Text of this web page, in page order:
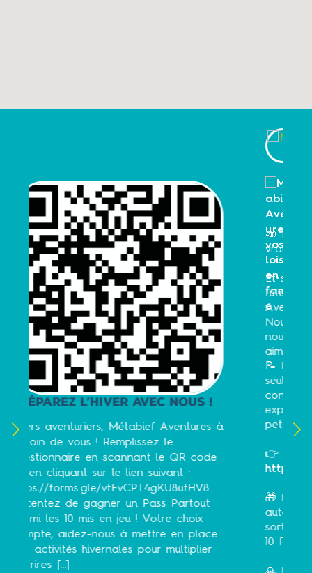
!
à
code
choix
place
Métabief Aventures, vos
loisirs en famille
6 août 2026 à 17:12
📣 Petit rappel ! Votre avis compte
vraiment 💚
Et si vous participiez à la création des
futures aventures de Métabief
Aventures ? 🌲✨
Nous préparons actuellement un
nouveau projet pour l’hiver ❄️ et nous
aimerions connaître vos envies !
📝 Répondez à notre questionnaire en
seulement quelques minutes et
contribuez à imaginer les prochaines
expériences qui feront le bonheur des
petits comme des grands.
👉 Questionnaire :
https://forms.gle/vtEvCPT4gKU8ufHV8
🎁 En participant, vous serez
automatiquement inscrit(e) au tirage au
sort pour tenter de remporter l’un des
10 Pass Partout mis en jeu !